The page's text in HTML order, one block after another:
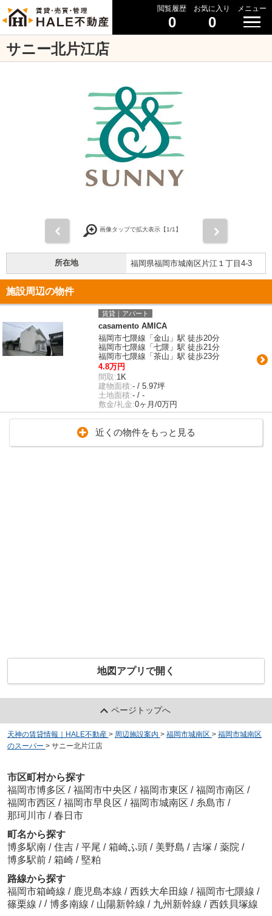
閲覧履歴
0
お気に入り
0
メニュー
サニー北片江店
画像タップで拡大表示【1/1】
所在地 福岡県福岡市城南区片江１丁目4-3
施設周辺の物件
賃貸｜アパート
casamento AMICA
福岡市七隈線「金山」駅 徒歩20分
福岡市七隈線「七隈」駅 徒歩21分
福岡市七隈線「茶山」駅 徒歩23分
4.8万円
間取:1K
建物面積:- / 5.97坪
土地面積:- / -
敷金/礼金:0ヶ月/0万円
近くの物件をもっと見る
地図アプリで開く
ページトップへ
天神の賃貸情報｜HALE不動産 > 周辺施設案内 > 福岡市城南区 > 福岡市城南区
のスーパー > サニー北片江店
市区町村から探す
福岡市博多区 / 福岡市中央区 / 福岡市東区 / 福岡市南区 /
福岡市西区 / 福岡市早良区 / 福岡市城南区 / 糸島市 /
那珂川市 / 春日市
町名から探す
博多駅南 / 住吉 / 平尾 / 箱崎ふ頭 / 美野島 / 吉塚 / 薬院 /
博多駅前 / 箱崎 / 堅粕
路線から探す
福岡市箱崎線 / 鹿児島本線 / 西鉄大牟田線 / 福岡市七隈線 /
篠栗線 / / 博多南線 / 山陽新幹線 / 九州新幹線 / 西鉄貝塚線